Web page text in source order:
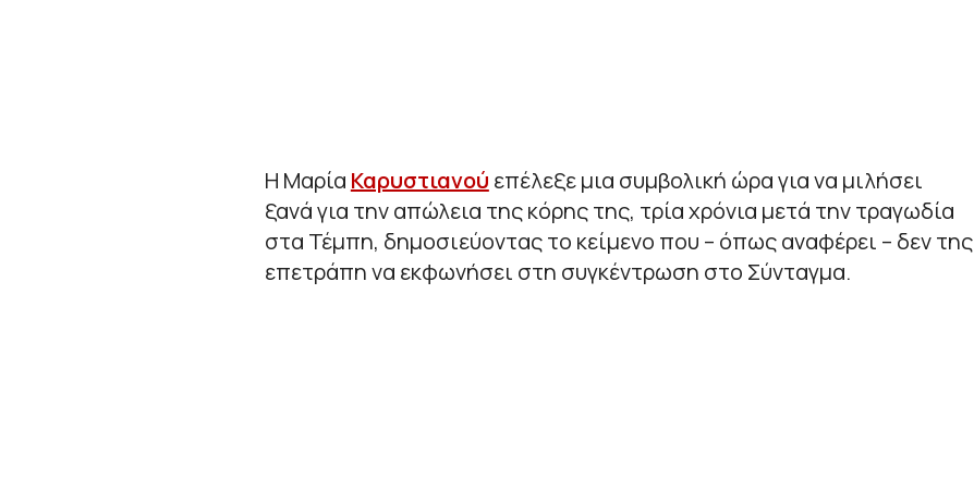
Η Μαρία Καρυστιανού επέλεξε μια συμβολική ώρα για να μιλήσει
ξανά για την απώλεια της κόρης της, τρία χρόνια μετά την τραγωδία
στα Τέμπη, δημοσιεύοντας το κείμενο που – όπως αναφέρει – δεν της
επετράπη να εκφωνήσει στη συγκέντρωση στο Σύνταγμα.